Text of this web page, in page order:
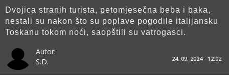
Dvojica stranih turista, petomjesečna beba i baka,
nestali su nakon što su poplave pogodile italijansku
Toskanu tokom noći, saopštili su vatrogasci.
Autor:
S.D.
24. 09. 2024 - 12:02